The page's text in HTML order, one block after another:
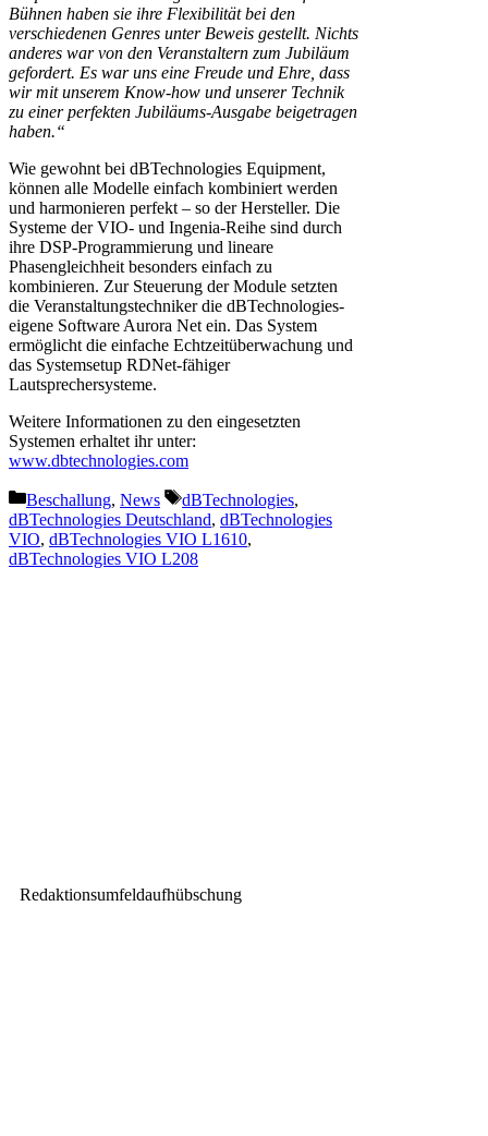
Bühnen haben sie ihre Flexibilität bei den
verschiedenen Genres unter Beweis gestellt. Nichts
anderes war von den Veranstaltern zum Jubiläum
gefordert. Es war uns eine Freude und Ehre, dass
wir mit unserem Know-how und unserer Technik
zu einer perfekten Jubiläums-Ausgabe beigetragen
haben.“
Wie gewohnt bei dBTechnologies Equipment,
können alle Modelle einfach kombiniert werden
und harmonieren perfekt – so der Hersteller. Die
Systeme der VIO- und Ingenia-Reihe sind durch
ihre DSP-Programmierung und lineare
Phasengleichheit besonders einfach zu
kombinieren. Zur Steuerung der Module setzten
die Veranstaltungstechniker die dBTechnologies-
eigene Software Aurora Net ein. Das System
ermöglicht die einfache Echtzeitüberwachung und
das Systemsetup RDNet-fähiger
Lautsprechersysteme.
Weitere Informationen zu den eingesetzten
Systemen erhaltet ihr unter:
www.dbtechnologies.com
Kategorien
Beschallung, News Schlagwörter
dBTechnologies,
dBTechnologies Deutschland, dBTechnologies
VIO, dBTechnologies VIO L1610,
dBTechnologies VIO L208
Redaktionsumfeldaufhübschung